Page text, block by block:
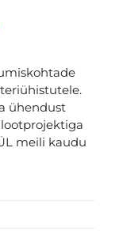
ühendust
meili kaudu